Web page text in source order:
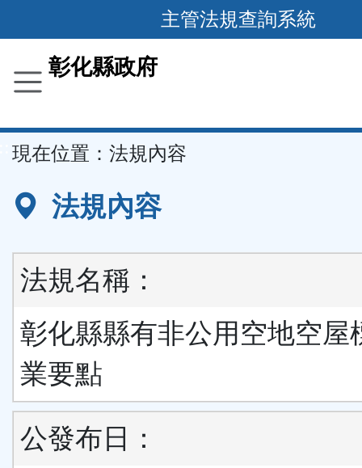
到
要
容
區
主管法規查詢系統
彰化縣政府
現在位置： 法規內容
法規內容
法規名稱：
彰化縣縣有非公用空地空屋
業要點
公發布日：